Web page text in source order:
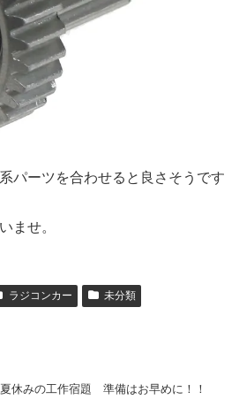
パーツを合わせると良さそうです
ませ。
ラジコンカー 未分類
夏休みの工作宿題 準備はお早めに！！